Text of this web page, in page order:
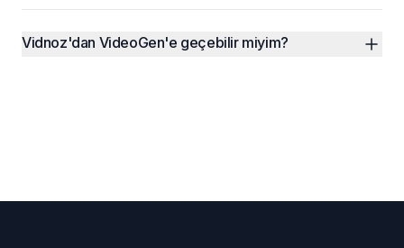
Vidnoz'dan VideoGen'e geçebilir miyim?